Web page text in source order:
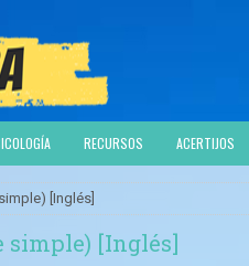
RECURSOS ACERTIJOS
[Inglés]
simple) [Inglés]